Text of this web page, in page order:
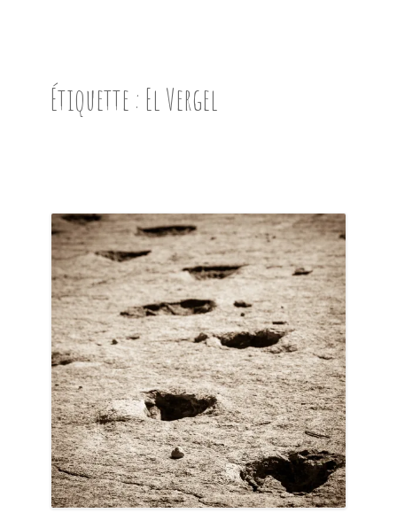
PRÉSENTATION
EN IMAGES
NOS BONNES ADRESSES
Étiquette : El Vergel